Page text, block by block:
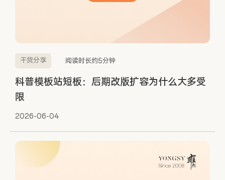
干货分享 阅读时长约5分钟
科普模板站短板：后期改版扩容为什么大多受
限
2026-06-04